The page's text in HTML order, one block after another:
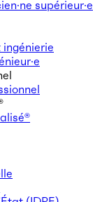
supérieur·e